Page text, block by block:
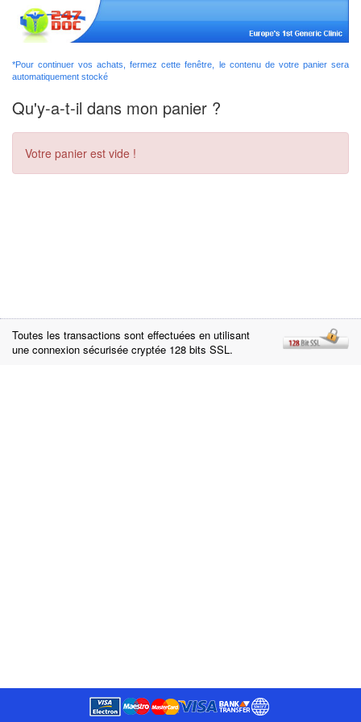
*Pour continuer vos achats, fermez cette fenêtre, le contenu de votre panier sera
automatiquement stocké
Qu'y-a-t-il dans mon panier ?
Votre panier est vide !
Toutes les transactions sont effectuées en utilisant
une connexion sécurisée cryptée 128 bits SSL.